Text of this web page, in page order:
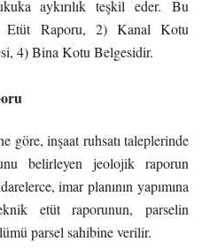
aykırılık teşkil eder. Bu
Etüt Raporu, 2) Kanal Kotu
4) Bina Kotu Belgesidir.
göre, inşaat ruhsatı taleplerinde
belirleyen jeolojik raporun
imar planının yapımına
etüt raporunun, parselin
parsel sahibine verilir.